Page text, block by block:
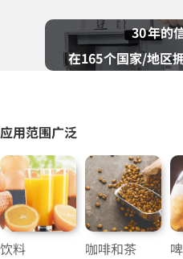
30年的
在165个国家/地区
应用范围广泛
饮料 咖啡和茶